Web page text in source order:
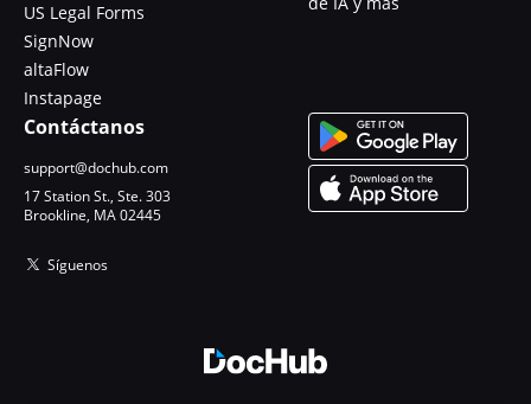
US Legal Forms
SignNow
altaFlow
Instapage
Contáctanos
support@dochub.com
17 Station St., Ste. 303
Brookline, MA 02445
Síguenos